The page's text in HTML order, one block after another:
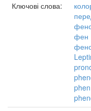
Ключові слова:
фен
phen